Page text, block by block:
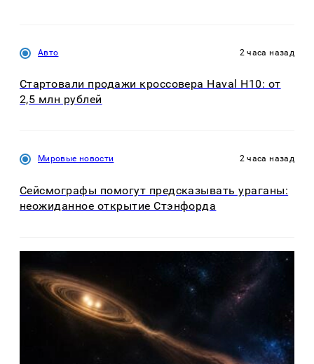
Авто 2 часа назад
Стартовали продажи кроссовера Haval H10: от
2,5 млн рублей
Мировые новости 2 часа назад
Сейсмографы помогут предсказывать ураганы:
неожиданное открытие Стэнфорда